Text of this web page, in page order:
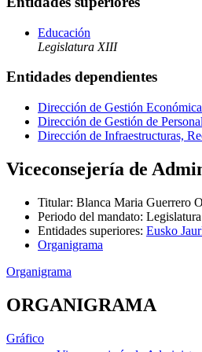
Educación
Legislatura XIII
Entidades dependientes
Dirección de Gestión Económica
Dirección de Gestión de Personal
Dirección de Infraestructuras,
Viceconsejería de
Titular: Blanca Maria Guerrero
Periodo del mandato:
Entidades superiores: Eusko
Organigrama
Organigrama
ORGANIGRAMA
Gráfico